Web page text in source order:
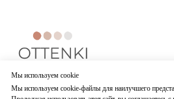
ИП ДОЛГОВА ЕЛЕНА ВЛАДИМИРОВНА
Мы используем cookie
Мы используем cookie-файлы для наилучшего